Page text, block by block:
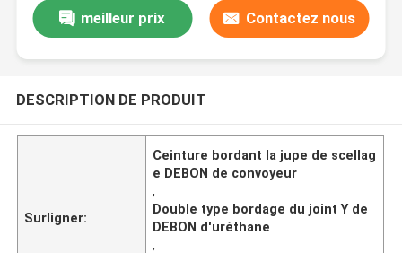
meilleur prix Contactez nous
DESCRIPTION DE PRODUIT
Surligner:
Ceinture bordant la jupe de scellag
e DEBON de convoyeur
,
Double type bordage du joint Y de
DEBON d'uréthane
,